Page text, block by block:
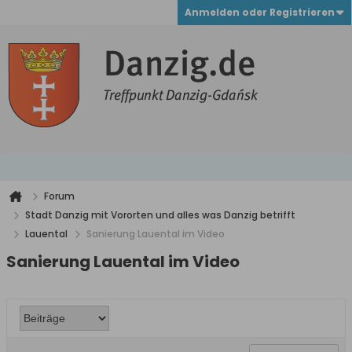
Anmelden oder Registrieren
Forum
Stadt Danzig mit Vororten und alles was Danzig betrifft
Lauental
Sanierung Lauental im Video
Sanierung Lauental im Video